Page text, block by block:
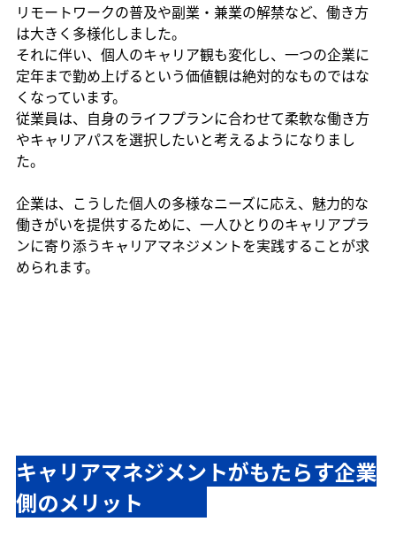
リモートワークの普及や副業・兼業の解禁など、働き方
は大きく多様化しました。
それに伴い、個人のキャリア観も変化し、一つの企業に
定年まで勤め上げるという価値観は絶対的なものではな
くなっています。
従業員は、自身のライフプランに合わせて柔軟な働き方
やキャリアパスを選択したいと考えるようになりまし
た。
企業は、こうした個人の多様なニーズに応え、魅力的な
働きがいを提供するために、一人ひとりのキャリアプラ
ンに寄り添うキャリアマネジメントを実践することが求
められます。
キャリアマネジメントがもたらす企業
側のメリット